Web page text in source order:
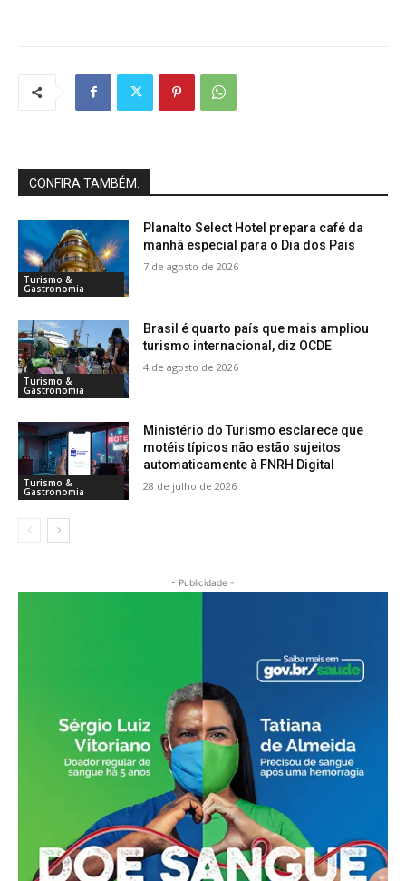
CONFIRA TAMBÉM:
Turismo &
Gastronomia
Planalto Select Hotel prepara café da
manhã especial para o Dia dos Pais
7 de agosto de 2026
Turismo &
Gastronomia
Brasil é quarto país que mais ampliou
turismo internacional, diz OCDE
4 de agosto de 2026
Turismo &
Gastronomia
Ministério do Turismo esclarece que
motéis típicos não estão sujeitos
automaticamente à FNRH Digital
28 de julho de 2026
- Publicidade -